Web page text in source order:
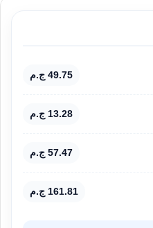
49.75 ج.م
13.28 ج.م
57.47 ج.م
161.81 ج.م